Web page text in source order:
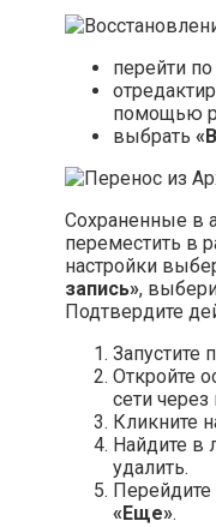
перейти
помощью
выбрать
Сохраненные в
переместить в
настройки
запись»,
Подтвердите
Запустите
Откройте
сети
Кликните
Найдите в
удалить.
«Еще».